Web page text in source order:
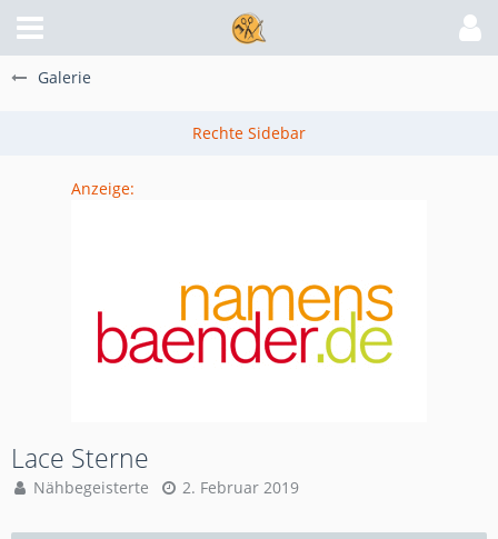
Galerie
Anzeige:
Lace Sterne
Nähbegeisterte 2. Februar 2019